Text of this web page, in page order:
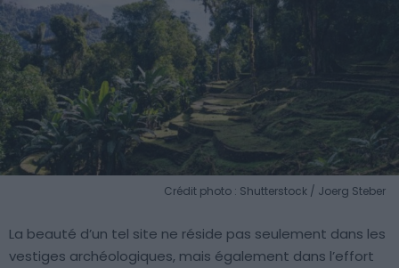
Crédit photo : Shutterstock / Joerg Steber
La beauté d’un tel site ne réside pas seulement dans les
vestiges archéologiques, mais également dans l’effort